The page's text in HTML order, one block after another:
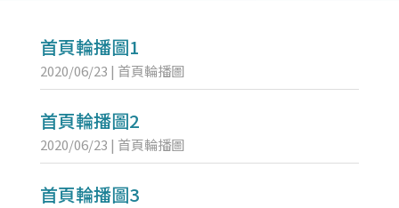
首頁輪播圖1
2020/06/23 | 首頁輪播圖
首頁輪播圖2
2020/06/23 | 首頁輪播圖
首頁輪播圖3